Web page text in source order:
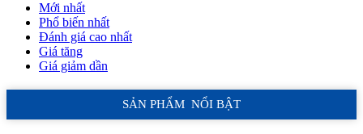
Mới nhất
Phổ biến nhất
Đánh giá cao nhất
Giá tăng
Giá giảm dần
SẢN PHẨM NỔI BẬT